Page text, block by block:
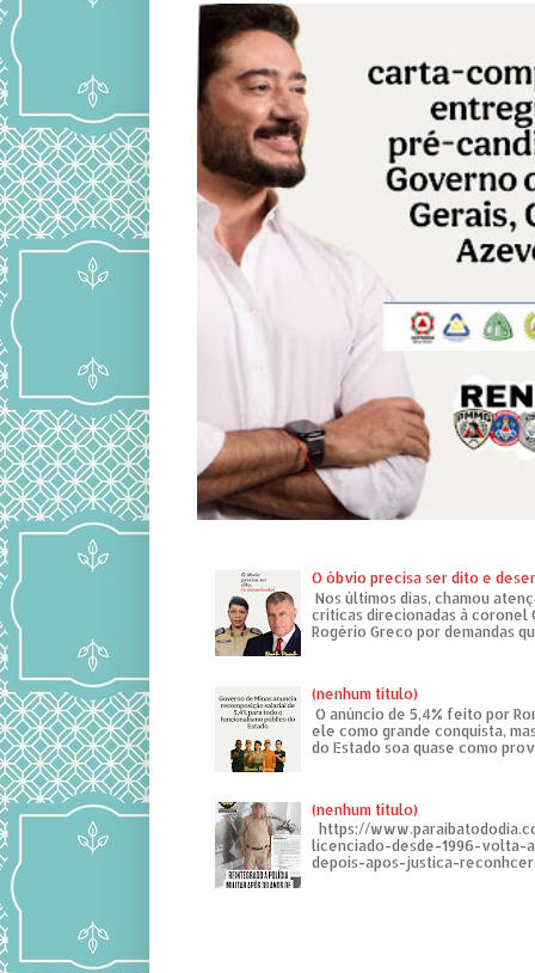
O óbvio precisa ser dito e
Nos últimos dias, chamou
críticas direcionadas à coronel
Rogério Greco por demandas
(nenhum título)
O anúncio de 5,4% feito por
ele como grande conquista,
do Estado soa quase como
(nenhum título)
https://
licenciado-desde-1996-volta-
depois-apos-justica-